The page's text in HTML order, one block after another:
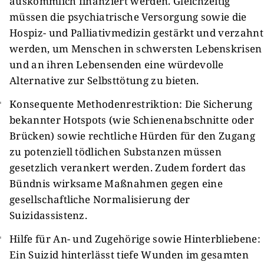
müssen die psychiatrische Versorgung sowie die
Hospiz- und Palliativmedizin gestärkt und verzahnt
werden, um Menschen in schwersten Lebenskrisen
und an ihren Lebensenden eine würdevolle
Alternative zur Selbsttötung zu bieten.
Konsequente Methodenrestriktion: Die Sicherung
bekannter Hotspots (wie Schienenabschnitte oder
Brücken) sowie rechtliche Hürden für den Zugang
zu potenziell tödlichen Substanzen müssen
gesetzlich verankert werden. Zudem fordert das
Bündnis wirksame Maßnahmen gegen eine
gesellschaftliche Normalisierung der
Suizidassistenz.
Hilfe für An- und Zugehörige sowie Hinterbliebene:
Ein Suizid hinterlässt tiefe Wunden im gesamten